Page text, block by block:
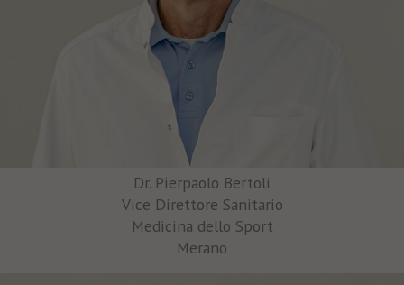
Dr. Pierpaolo Bertoli
Vice Direttore Sanitario
Medicina dello Sport
Merano